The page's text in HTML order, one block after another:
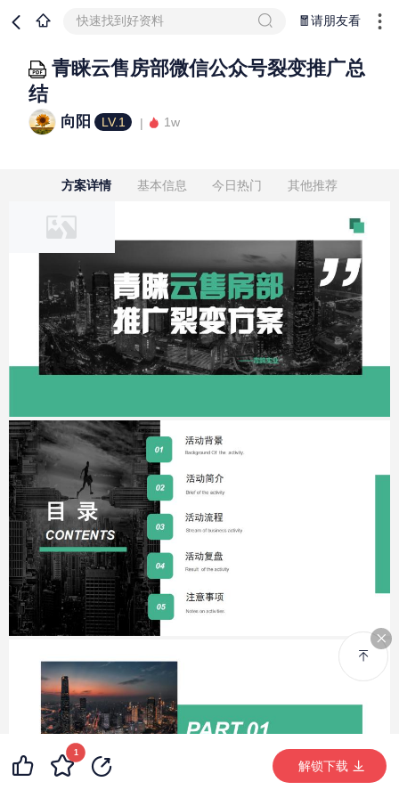
快速找到好资料 🧧请朋友看
青睐云售房部微信公众号裂变推广总
结
向阳 LV.1 1w
方案详情 基本信息 今日热门 其他推荐
1
解锁下载